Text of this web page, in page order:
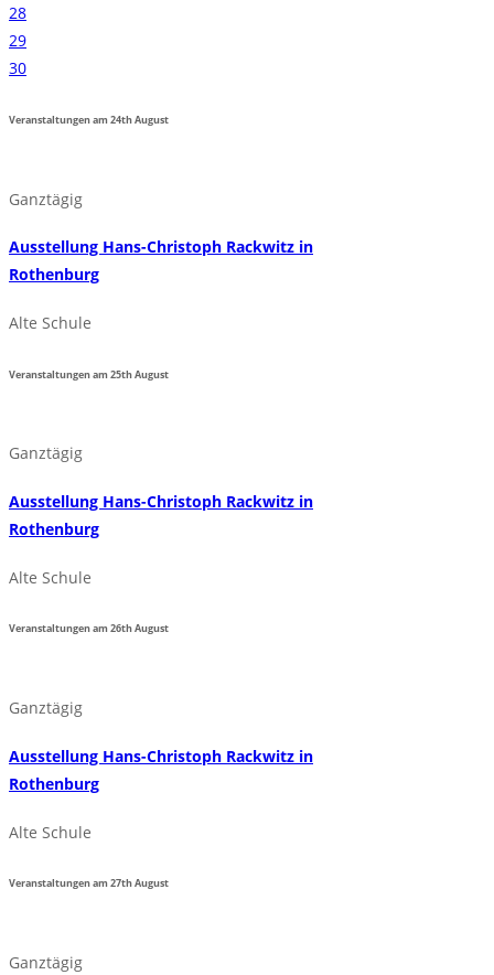
28
29
30
Veranstaltungen am24thAugust
Ganztägig
Ausstellung Hans-Christoph Rackwitz in
Rothenburg
Alte Schule
Veranstaltungen am25thAugust
Ganztägig
Ausstellung Hans-Christoph Rackwitz in
Rothenburg
Alte Schule
Veranstaltungen am26thAugust
Ganztägig
Ausstellung Hans-Christoph Rackwitz in
Rothenburg
Alte Schule
Veranstaltungen am27thAugust
Ganztägig